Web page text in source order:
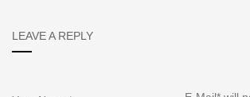
LEAVE A REPLY